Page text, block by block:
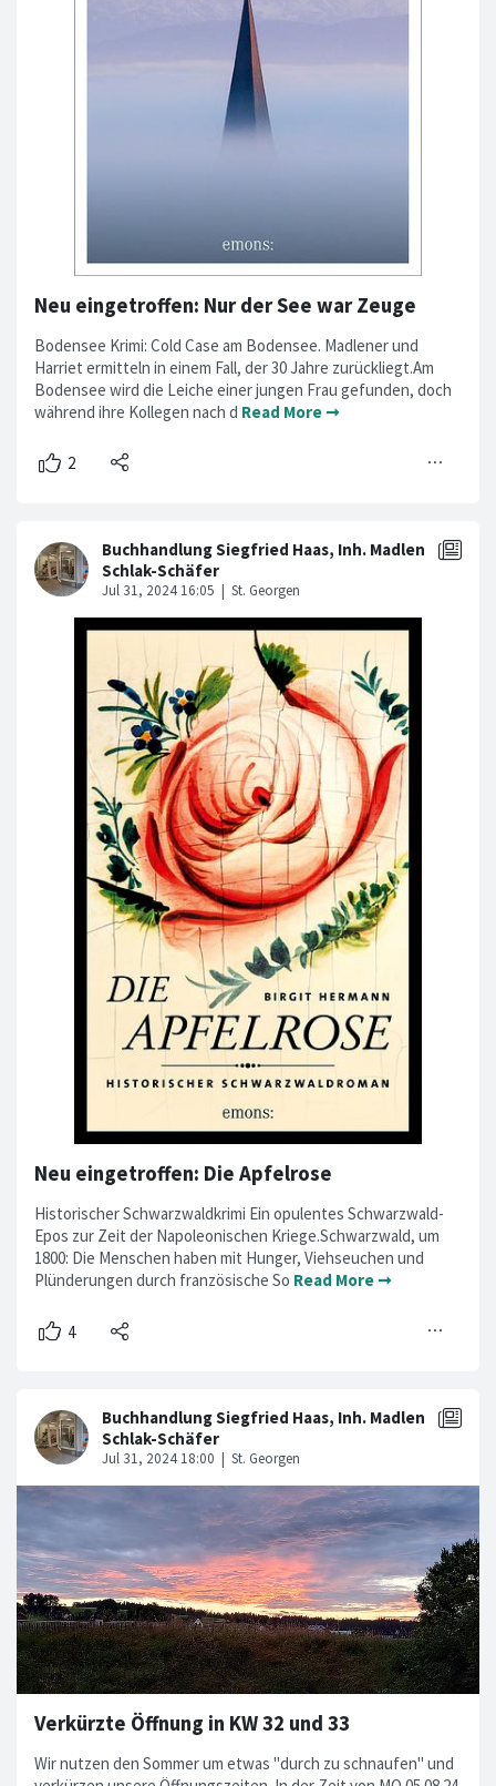
Neu eingetroffen: Nur der See war Zeuge
Bodensee Krimi: Cold Case am Bodensee. Madlener und
Harriet ermitteln in einem Fall, der 30 Jahre zurückliegt.Am
Bodensee wird die Leiche einer jungen Frau gefunden, doch
während ihre Kollegen nach d Read More ➞
Neu eingetroffen: Die Apfelrose
Historischer Schwarzwaldkrimi Ein opulentes Schwarzwald-
Epos zur Zeit der Napoleonischen Kriege.Schwarzwald, um
1800: Die Menschen haben mit Hunger, Viehseuchen und
Plünderungen durch französische So Read More ➞
Verkürzte Öffnung in KW 32 und 33
Wir nutzen den Sommer um etwas "durch zu schnaufen" und